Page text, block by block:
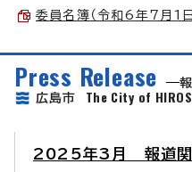
委員名簿（令和6年7月1
Press Release
広島市 The City of
2025年3月 報道関